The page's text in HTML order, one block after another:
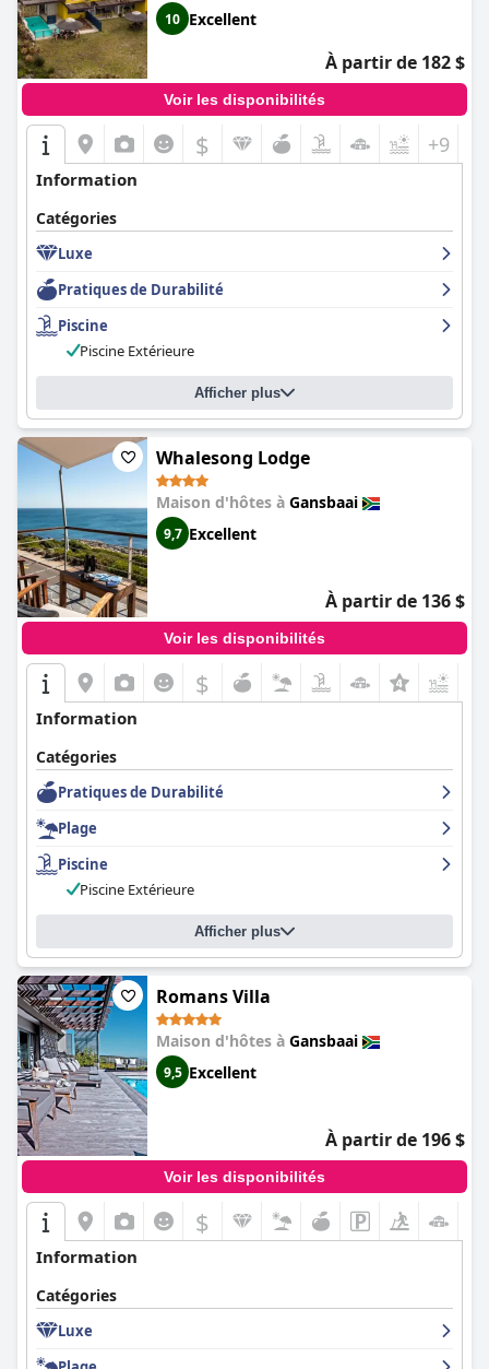
10 Excellent
À partir de 182 $
Voir les disponibilités
$ +9
Information
Catégories
Luxe
Pratiques de Durabilité
Piscine
Piscine Extérieure
Afficher plus
Whalesong Lodge
Maison d'hôtes à Gansbaai
9,7 Excellent
À partir de 136 $
Voir les disponibilités
$
Information
Catégories
Pratiques de Durabilité
Plage
Piscine
Piscine Extérieure
Afficher plus
Romans Villa
Maison d'hôtes à Gansbaai
9,5 Excellent
À partir de 196 $
Voir les disponibilités
$
Information
Catégories
Luxe